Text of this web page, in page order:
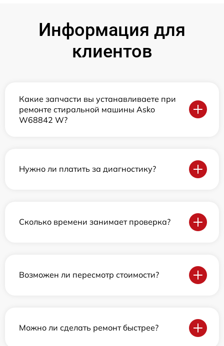
Информация для
клиентов
Какие запчасти вы устанавливаете при
ремонте стиральной машины Asko
W68842 W?
Нужно ли платить за диагностику?
Сколько времени занимает проверка?
Возможен ли пересмотр стоимости?
Можно ли сделать ремонт быстрее?